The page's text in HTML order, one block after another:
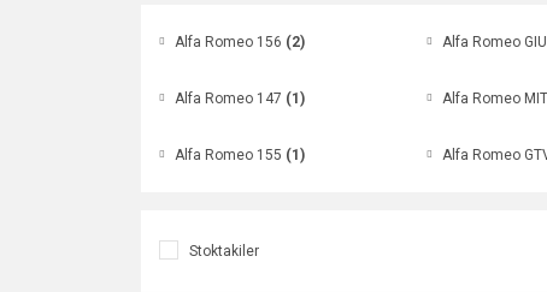
Alfa Romeo 156 (2) Alfa Romeo
Alfa Romeo 147 (1) Alfa Romeo
Alfa Romeo 155 (1) Alfa Romeo
Stoktakiler